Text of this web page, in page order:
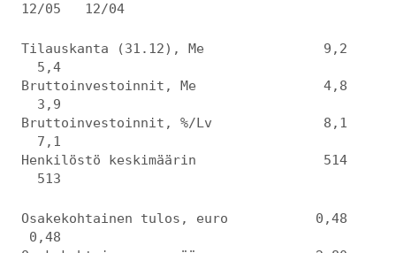
12/05 12/04
Tilauskanta (31.12), Me 9,2
5,4
Bruttoinvestoinnit, Me 4,8
3,9
Bruttoinvestoinnit, %/Lv 8,1
7,1
Henkilöstö keskimäärin 514
513
Osakekohtainen tulos, euro 0,48
0,48